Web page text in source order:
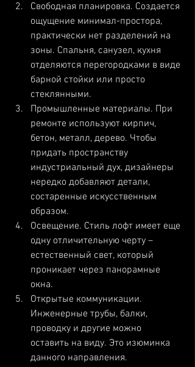
Свободная планировка. Создается
ощущение минимал-простора,
практически нет разделений на
зоны. Спальня, санузел, кухня
отделяются перегородками в виде
барной стойки или просто
стеклянными.
Промышленные материалы. При
ремонте используют кирпич,
бетон, металл, дерево. Чтобы
придать пространству
индустриальный дух, дизайнеры
нередко добавляют детали,
состаренные искусственным
образом.
Освещение. Стиль лофт имеет еще
одну отличительную черту –
естественный свет, который
проникает через панорамные
окна.
Открытые коммуникации.
Инженерные трубы, балки,
проводку и другие можно
оставить на виду. Это изюминка
данного направления.